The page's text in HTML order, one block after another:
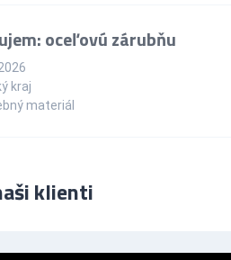
oceľovú zárubňu
kraj
materiál
klienti